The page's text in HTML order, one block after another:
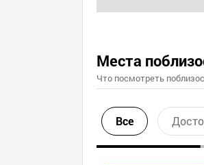
Места
Что посмотреть
Все